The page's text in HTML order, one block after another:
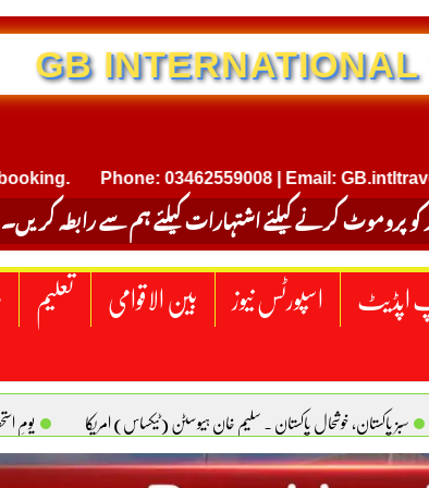
TRAVEL
Phone: 03462559008 | Email:
کو پروموٹ کرنے کیلئے اشتہارات کیلئے ہم سے رابطہ کریں۔
اپڈیٹ اسپورٹس نیوز بین الاقوامی تعلیم
سبز پاکستان، خوشحال پاکستان . سلیم خان ہیوسٹن (ٹیکساس) امریکا یومِ
کی اصل پہچان. یاسر دانیال صابری